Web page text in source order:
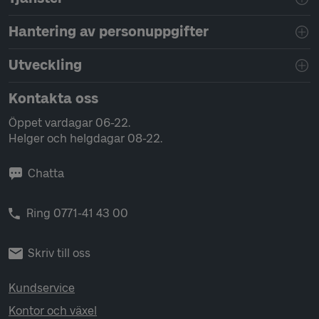
Hantering av personuppgifter
Utveckling
Kontakta oss
Öppet vardagar 06-22.
Helger och helgdagar 08-22.
Chatta
Ring 0771-41 43 00
Skriv till oss
Kundservice
Kontor och växel